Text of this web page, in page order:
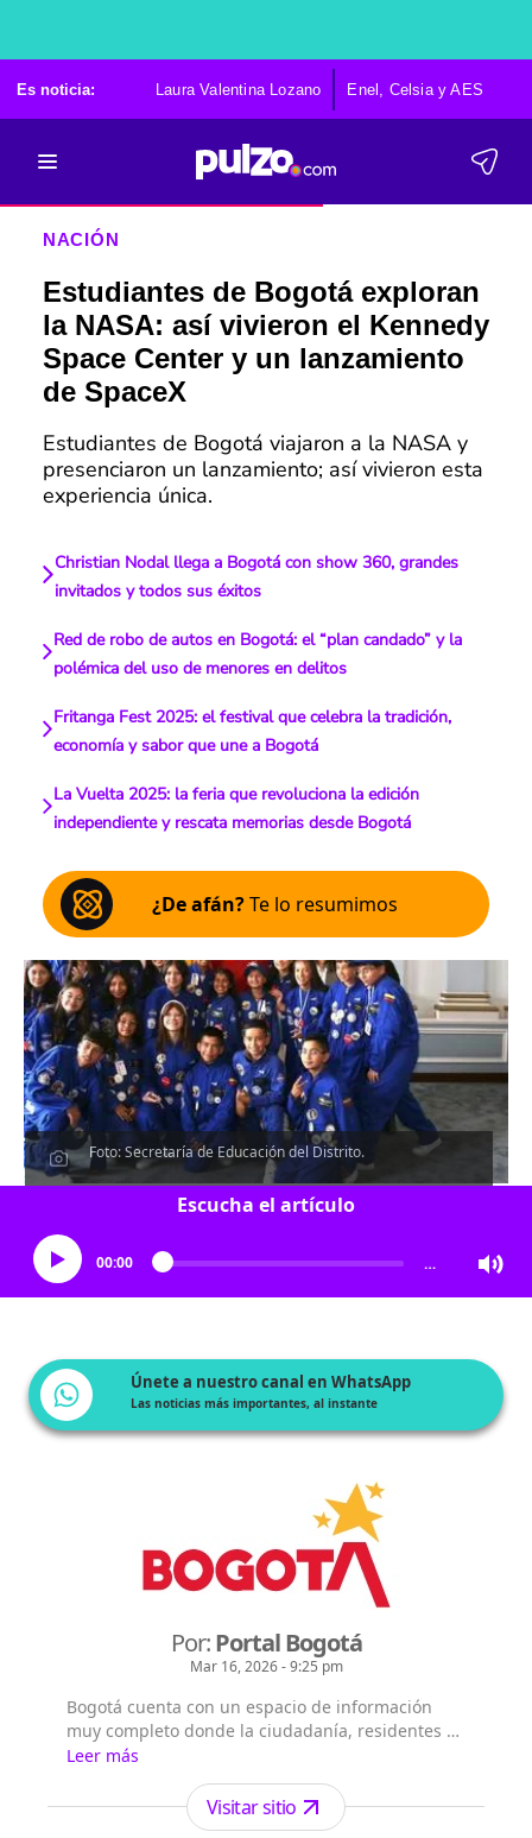
Es noticia: Laura Valentina Lozano Enel, Celsia y AES
NACIÓN
Estudiantes de Bogotá exploran
la NASA: así vivieron el Kennedy
Space Center y un lanzamiento
de SpaceX
Estudiantes de Bogotá viajaron a la NASA y
presenciaron un lanzamiento; así vivieron esta
experiencia única.
Christian Nodal llega a Bogotá con show 360, grandes
invitados y todos sus éxitos
Red de robo de autos en Bogotá: el “plan candado” y la
polémica del uso de menores en delitos
Fritanga Fest 2025: el festival que celebra la tradición,
economía y sabor que une a Bogotá
La Vuelta 2025: la feria que revoluciona la edición
independiente y rescata memorias desde Bogotá
¿De afán?Te lo resumimos
Foto: Secretaría de Educación del Distrito.
Escucha el artículo
00:00 …
Únete a nuestro canal en WhatsApp
Las noticias más importantes, al instante
Por:Portal Bogotá
Mar 16, 2026 - 9:25 pm
Bogotá cuenta con un espacio de información
muy completo donde la ciudadanía, residentes y
extranjeros pueden consultar la información que
les interesa sobre Bogotá, su historia, sus
localidades, la gestión y principales noticias de la
Administración Distrital.
Leer más
Visitar sitio